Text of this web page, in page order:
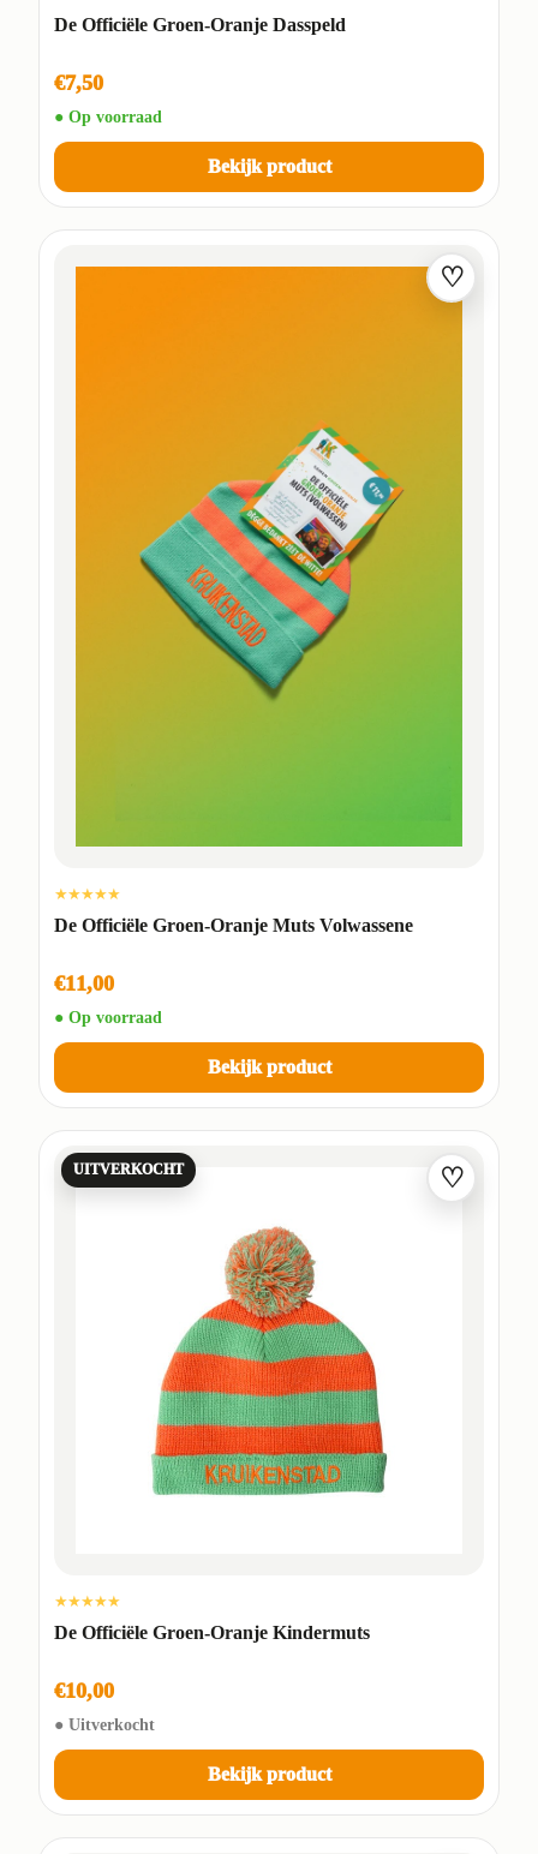
De Officiële Groen-Oranje Dasspeld
€7,50
● Op voorraad
Bekijk product
♡
★★★★★
De Officiële Groen-Oranje Muts Volwassene
€11,00
● Op voorraad
Bekijk product
♡
UITVERKOCHT
★★★★★
De Officiële Groen-Oranje Kindermuts
€10,00
● Uitverkocht
Bekijk product